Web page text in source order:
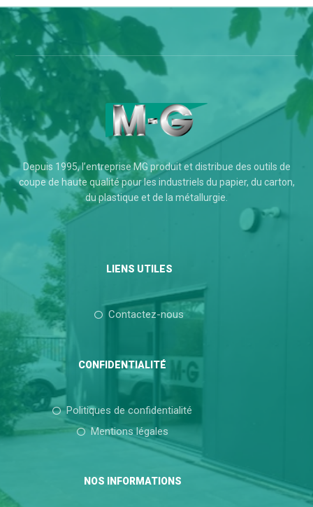
Depuis 1995, l’entreprise MG produit et distribue des outils de
coupe de haute qualité pour les industriels du papier, du carton,
du plastique et de la métallurgie.
LIENS UTILES
Contactez-nous
CONFIDENTIALITÉ
Politiques de confidentialité
Mentions légales
NOS INFORMATIONS